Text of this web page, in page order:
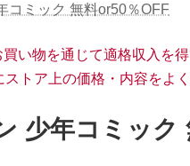
コミック 無料or50％OFF
い物を通じて適格収入を
トア上の価格・内容をよ
少年コミック